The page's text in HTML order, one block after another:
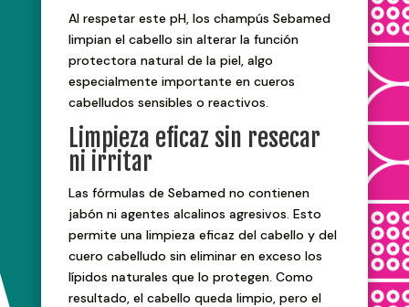
Al respetar este pH, los champús Sebamed
limpian el cabello sin alterar la función
protectora natural de la piel, algo
especialmente importante en cueros
cabelludos sensibles o reactivos.
Limpieza eficaz sin resecar
ni irritar
Las fórmulas de Sebamed no contienen
jabón ni agentes alcalinos agresivos. Esto
permite una limpieza eficaz del cabello y del
cuero cabelludo sin eliminar en exceso los
lípidos naturales que lo protegen. Como
resultado, el cabello queda limpio, pero el